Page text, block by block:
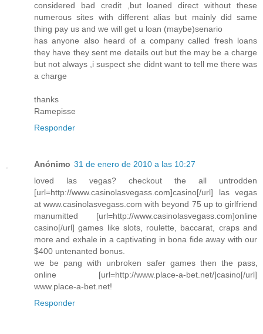
considered bad credit ,but loaned direct without these
numerous sites with different alias but mainly did same
thing pay us and we will get u loan (maybe)senario
has anyone also heard of a company called fresh loans
they have they sent me details out but the may be a charge
but not always ,i suspect she didnt want to tell me there was
a charge
thanks
Ramepisse
Responder
Anónimo 31 de enero de 2010 a las 10:27
loved las vegas? checkout the all untrodden
[url=http://www.casinolasvegass.com]casino[/url] las vegas
at www.casinolasvegass.com with beyond 75 up to girlfriend
manumitted [url=http://www.casinolasvegass.com]online
casino[/url] games like slots, roulette, baccarat, craps and
more and exhale in a captivating in bona fide away with our
$400 untenanted bonus.
we be pang with unbroken safer games then the pass‚
online [url=http://www.place-a-bet.net/]casino[/url]
www.place-a-bet.net!
Responder